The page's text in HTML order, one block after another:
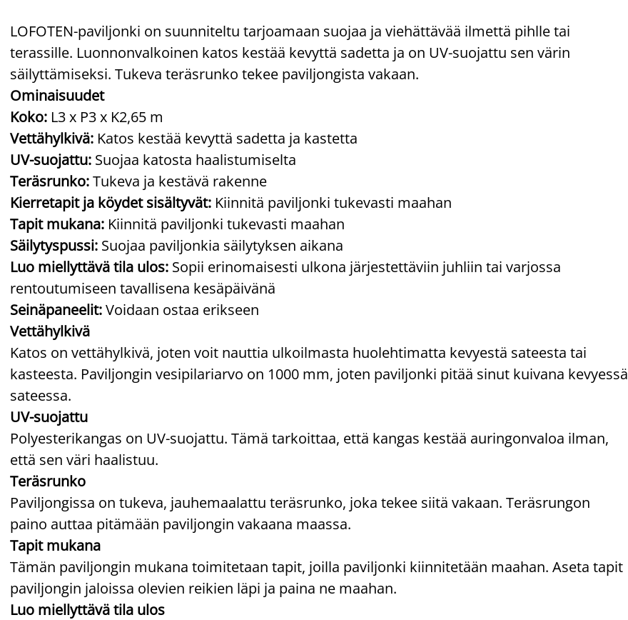
LOFOTEN-paviljonki on suunniteltu tarjoamaan suojaa ja viehättävää ilmettä pihlle tai
terassille. Luonnonvalkoinen katos kestää kevyttä sadetta ja on UV-suojattu sen värin
säilyttämiseksi. Tukeva teräsrunko tekee paviljongista vakaan.
Ominaisuudet
Koko: L3 x P3 x K2,65 m
Vettähylkivä: Katos kestää kevyttä sadetta ja kastetta
UV-suojattu: Suojaa katosta haalistumiselta
Teräsrunko:Tukeva ja kestävä rakenne
Kierretapit ja köydet sisältyvät: Kiinnitä paviljonki tukevasti maahan
Tapit mukana: Kiinnitä paviljonki tukevasti maahan
Säilytyspussi: Suojaa paviljonkia säilytyksen aikana
Luo miellyttävä tila ulos: Sopii erinomaisesti ulkona järjestettäviin juhliin tai varjossa
rentoutumiseen tavallisena kesäpäivänä
Seinäpaneelit:Voidaan ostaa erikseen
Vettähylkivä
Katos on vettähylkivä, joten voit nauttia ulkoilmasta huolehtimatta kevyestä sateesta tai
kasteesta. Paviljongin vesipilariarvo on 1000 mm, joten paviljonki pitää sinut kuivana kevyessä
sateessa.
UV-suojattu
Polyesterikangas on UV-suojattu. Tämä tarkoittaa, että kangas kestää auringonvaloa ilman,
että sen väri haalistuu.
Teräsrunko
Paviljongissa on tukeva, jauhemaalattu teräsrunko, joka tekee siitä vakaan. Teräsrungon
paino auttaa pitämään paviljongin vakaana maassa.
Tapit mukana
Tämän paviljongin mukana toimitetaan tapit, joilla paviljonki kiinnitetään maahan. Aseta tapit
paviljongin jaloissa olevien reikien läpi ja paina ne maahan.
Luo miellyttävä tila ulos